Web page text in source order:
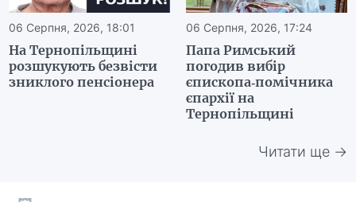
06 Серпня, 2026, 18:01
На Тернопільщині
розшукують безвісти
зниклого пенсіонера
06 Серпня, 2026, 17:24
Папа Римський
погодив вибір
єпископа-помічника
єпархії на
Тернопільщині
Читати ще →